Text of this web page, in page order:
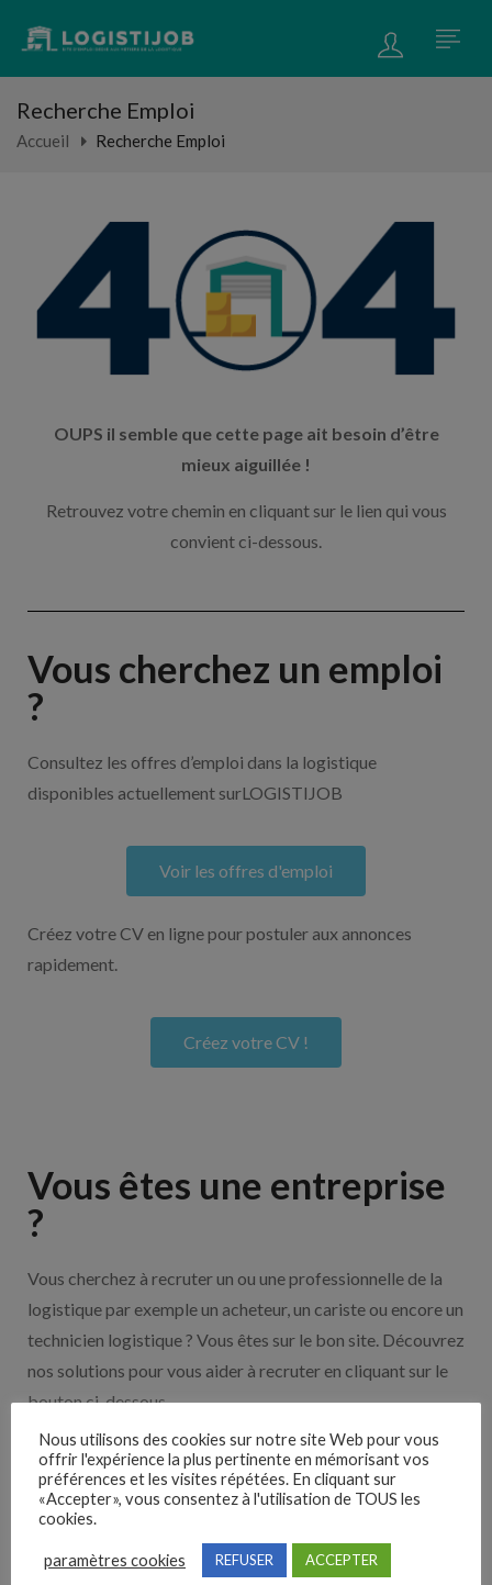
Recherche Emploi
Accueil Recherche Emploi
OUPS il semble que cette page ait besoin d’être
mieux aiguillée !
Retrouvez votre chemin en cliquant sur le lien qui vous
convient ci-dessous.
Vous cherchez un emploi
?
Consultez les offres d’emploi dans la logistique
disponibles actuellement surLOGISTIJOB
Voir les offres d'emploi
Créez votre CV en ligne pour postuler aux annonces
rapidement.
Créez votre CV !
Vous êtes une entreprise
?
Vous cherchez à recruter un ou une professionnelle de la
logistique par exemple un acheteur, un cariste ou encore un
technicien logistique ? Vous êtes sur le bon site. Découvrez
nos solutions pour vous aider à recruter en cliquant sur le
bouton ci-dessous.
Nos solutions entreprises
Découvrez nos partenaires ! Moteurs de recherches,
multidiffuseurs, sites payant… nombreux sont nos
Nous utilisons des cookies sur notre site Web pour vous
offrir l'expérience la plus pertinente en mémorisant vos
préférences et les visites répétées. En cliquant sur
«Accepter», vous consentez à l'utilisation de TOUS les
cookies.
paramètres cookies REFUSER ACCEPTER